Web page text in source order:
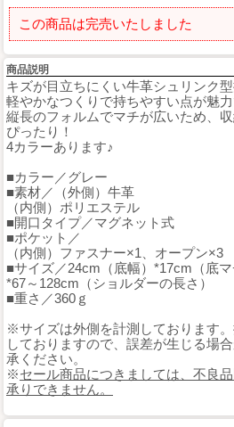
この商品は完売いたしました
商品説明
キズが目立ちにくい牛革シュリンク
軽やかなつくりで持ちやすい点が魅
縦長のフォルムでマチが広いため、
ぴったり！
4カラーあります♪
■カラー／グレー
■素材／（外側）牛革
（内側）ポリエステル
■開口タイプ／マグネット式
■ポケット／
（内側）ファスナー×1、オープン×3
■サイズ／24cm（底幅）*17cm（底マ
*67～128cm（ショルダーの長さ）
■重さ／360ｇ
※サイズは外側を計測しております
しておりますので、誤差が生じる場
承ください。
※セール商品につきましては、不良
承りできません。